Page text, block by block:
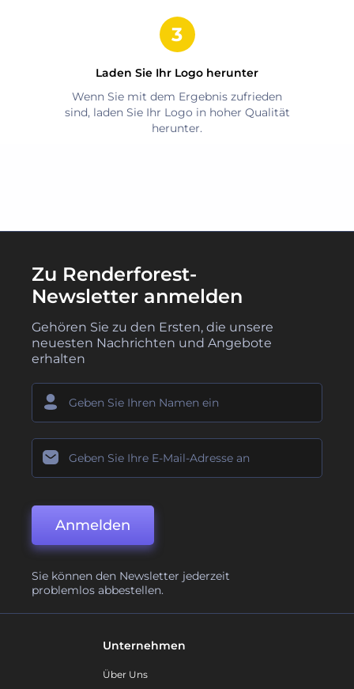
Laden Sie Ihr Logo herunter
Wenn Sie mit dem Ergebnis zufrieden
sind, laden Sie Ihr Logo in hoher Qualität
herunter.
Zu Renderforest-
Newsletter anmelden
Gehören Sie zu den Ersten, die unsere
neuesten Nachrichten und Angebote
erhalten
Anmelden
Sie können den Newsletter jederzeit
problemlos abbestellen.
Unternehmen
Über Uns